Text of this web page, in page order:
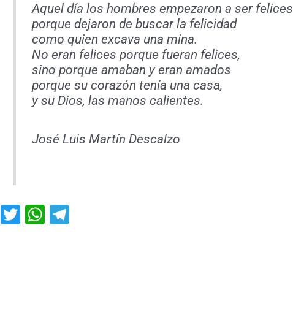
Aquel día los hombres empezaron a ser felices
porque dejaron de buscar la felicidad
como quien excava una mina.
No eran felices porque fueran felices,
sino porque amaban y eran amados
porque su corazón tenía una casa,
y su Dios, las manos calientes.
José Luis Martín Descalzo
Facebook
TwitterWhatsApp